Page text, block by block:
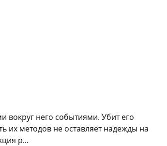
вокруг него событиями. Убит его
их методов не оставляет надежды на
р...